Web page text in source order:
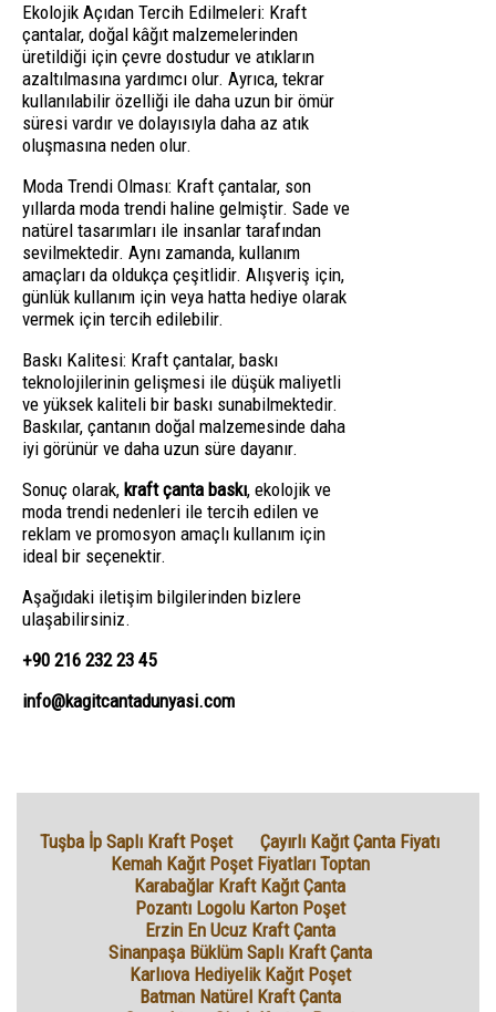
Ekolojik Açıdan Tercih Edilmeleri: Kraft
çantalar, doğal kâğıt malzemelerinden
üretildiği için çevre dostudur ve atıkların
azaltılmasına yardımcı olur. Ayrıca, tekrar
kullanılabilir özelliği ile daha uzun bir ömür
süresi vardır ve dolayısıyla daha az atık
oluşmasına neden olur.
Moda Trendi Olması: Kraft çantalar, son
yıllarda moda trendi haline gelmiştir. Sade ve
natürel tasarımları ile insanlar tarafından
sevilmektedir. Aynı zamanda, kullanım
amaçları da oldukça çeşitlidir. Alışveriş için,
günlük kullanım için veya hatta hediye olarak
vermek için tercih edilebilir.
Baskı Kalitesi: Kraft çantalar, baskı
teknolojilerinin gelişmesi ile düşük maliyetli
ve yüksek kaliteli bir baskı sunabilmektedir.
Baskılar, çantanın doğal malzemesinde daha
iyi görünür ve daha uzun süre dayanır.
Sonuç olarak, kraft çanta baskı, ekolojik ve
moda trendi nedenleri ile tercih edilen ve
reklam ve promosyon amaçlı kullanım için
ideal bir seçenektir.
Aşağıdaki iletişim bilgilerinden bizlere
ulaşabilirsiniz.
+90 216 232 23 45
info@kagitcantadunyasi.com
Tuşba İp Saplı Kraft Poşet
Çayırlı Kağıt Çanta Fiyatı
Kemah Kağıt Poşet Fiyatları Toptan
Karabağlar Kraft Kağıt Çanta
Pozantı Logolu Karton Poşet
Erzin En Ucuz Kraft Çanta
Sinanpaşa Büklüm Saplı Kraft Çanta
Karlıova Hediyelik Kağıt Poşet
Batman Natürel Kraft Çanta